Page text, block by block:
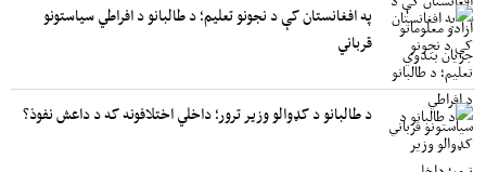
په افغانستان کې د نجونو تعلیم؛ د طالبانو د افراطي سیاستونو
قرباني
د طالبانو د کډوالو وزیر ترور؛ داخلي اختلافونه که د داعش نفوذ؟